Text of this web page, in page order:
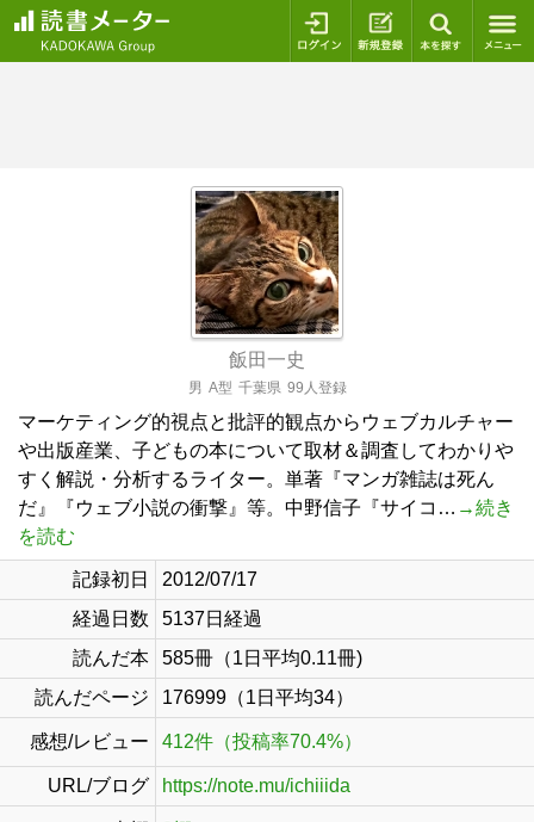
ログイン 新規登録
飯田一史
男 A型 千葉県 99人登録
マーケティング的視点と批評的観点からウェブカルチャー
や出版産業、子どもの本について取材＆調査してわかりや
すく解説・分析するライター。単著『マンガ雑誌は死ん
だ』『ウェブ小説の衝撃』等。中野信子『サイコ… →続き
を読む
記録初日
2012/07/17
経過日数
5137日経過
読んだ本
585冊（1日平均0.11冊)
読んだページ
176999（1日平均34）
感想/レビュー 412件（投稿率70.4%）
URL/ブログ https://note.mu/ichiiida